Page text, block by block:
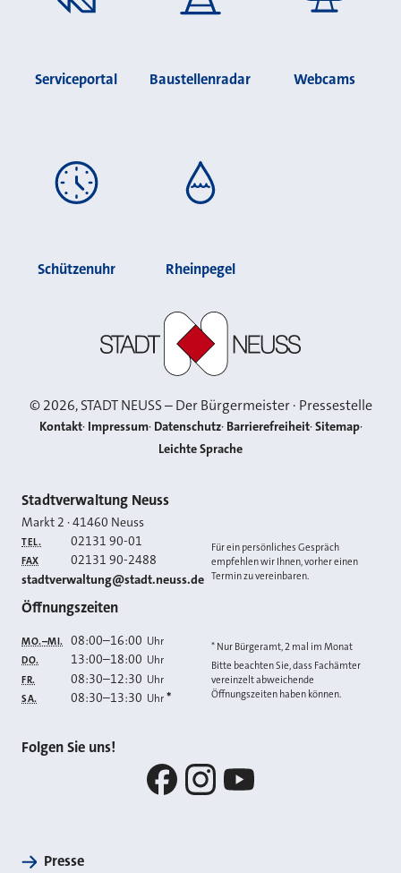
Serviceportal Baustellenradar Webcams
Schützenuhr Rheinpegel
©2026, STADT NEUSS – Der Bürgermeister · Pressestelle
Kontakt Impressum Datenschutz Barrierefreiheit Sitemap
Leichte Sprache
Kontakt
Stadtverwaltung Neuss
Markt 2 ·41460 Neuss
TEL. 02131 90-01
FAX 02131 90-2488
E-MAIL
stadtverwaltung@stadt.neuss.de
Für ein persönliches Gespräch
empfehlen wir Ihnen, vorher einen
Termin zu vereinbaren.
Öffnungszeiten
MO.–MI. 08:00–16:00 Uhr
DO. 13:00–18:00 Uhr
FR. 08:30–12:30 Uhr
SA. 08:30–13:30 Uhr *
* Nur Bürgeramt, 2 mal im Monat
Bitte beachten Sie, dass Fachämter
vereinzelt abweichende
Öffnungszeiten haben können.
Folgen Sie uns!
Presse